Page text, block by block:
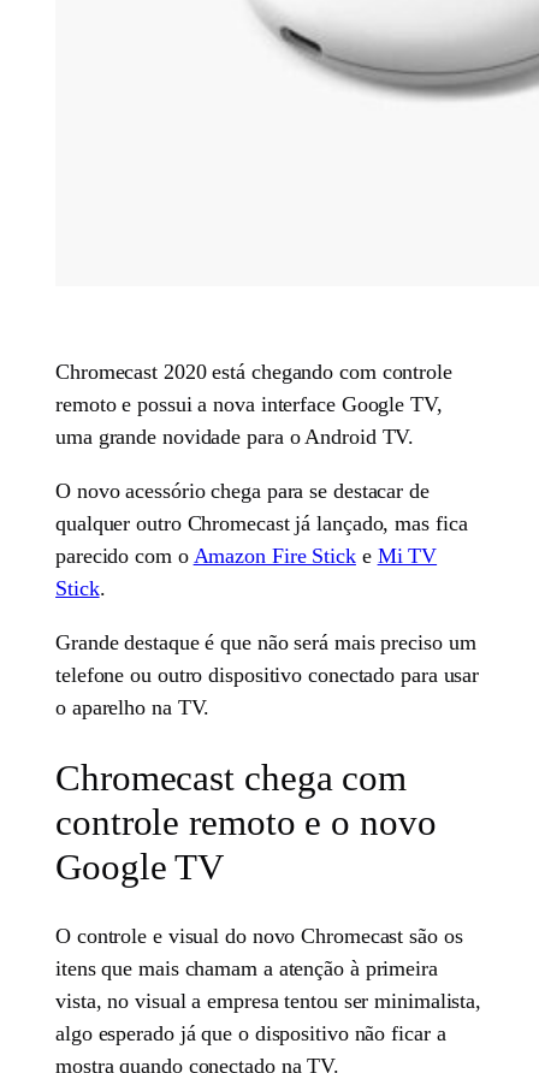
Chromecast 2020 está chegando com controle
remoto e possui a nova interface Google TV,
uma grande novidade para o Android TV.
O novo acessório chega para se destacar de
qualquer outro Chromecast já lançado, mas fica
parecido com o Amazon Fire Sticke Mi TV
Stick.
Grande destaque é que não será mais preciso um
telefone ou outro dispositivo conectado para usar
o aparelho na TV.
Chromecast chega com
controle remoto e o novo
Google TV
O controle e visual do novo Chromecast são os
itens que mais chamam a atenção à primeira
vista, no visual a empresa tentou ser minimalista,
algo esperado já que o dispositivo não ficar a
mostra quando conectado na TV.